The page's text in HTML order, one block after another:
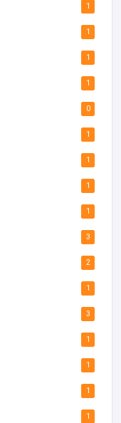
1
1
1
1
0
1
1
1
1
3
2
1
3
1
1
1
1